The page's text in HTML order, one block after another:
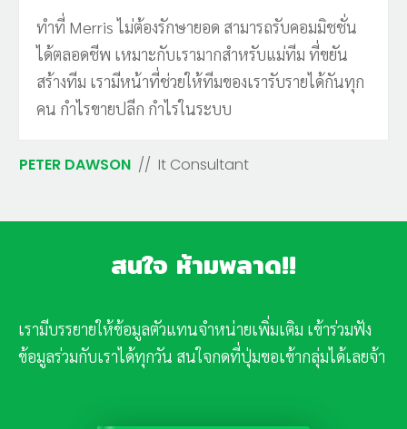
ทำที่ Merris ไม่ต้องรักษายอด สามารถรับคอมมิชชั่น
ได้ตลอดชีพ เหมาะกับเรามากสำหรับแม่ทีม ที่ขยัน
สร้างทีม เรามีหน้าที่ช่วยให้ทีมของเรารับรายได้กันทุก
คน กำไรขายปลีก กำไรในระบบ
PETER DAWSON // It Consultant
สนใจ ห้ามพลาด!!
เรามีบรรยายให้ข้อมูลตัวแทนจำหน่ายเพิ่มเติม เข้าร่วมฟัง
ข้อมูลร่วมกับเราได้ทุกวัน สนใจกดที่ปุ่มขอเข้ากลุ่มได้เลยจ้า